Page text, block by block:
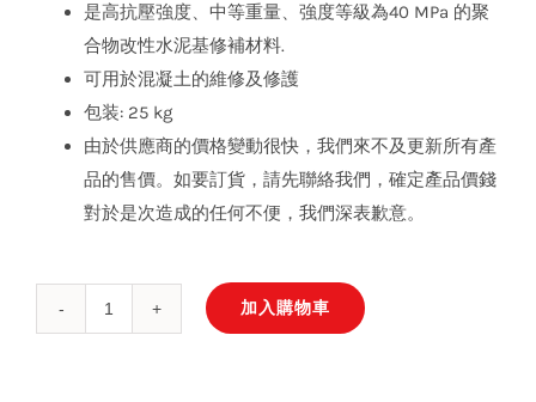
是高抗壓強度、中等重量、強度等級為40 MPa 的聚
合物改性水泥基修補材料.
可用於混凝土的維修及修護
包装: 25 kg
由於供應商的價格變動很快，我們來不及更新所有產
品的售價。如要訂貨，請先聯絡我們，確定產品價錢
對於是次造成的任何不便，我們深表歉意。
加入購物車